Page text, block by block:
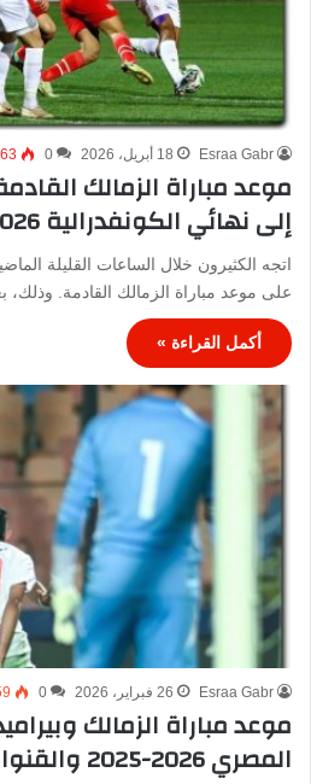
Esraa Gabr 18 أبريل، 2026 0
موعد مباراة الزمالك
إلى نهائي الكونفدرالية 2026
اتجه الكثيرون خلال الساعات القليلة
على موعد مباراة الزمالك القادمة.
أكمل القراءة »
Esraa Gabr 26 فبراير، 2026 0
موعد مباراة الزمالك
المصري 2026-2025 والقنوات الناقلة